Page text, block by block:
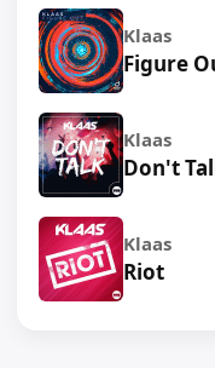
Klaas
Figure
Klaas
Don't
Klaas
Riot